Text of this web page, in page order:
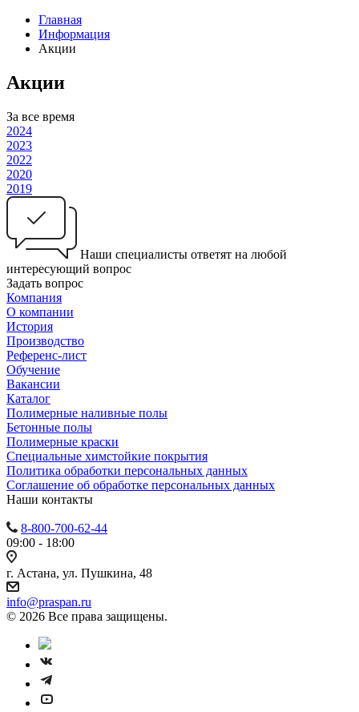
Главная
Информация
Акции
Акции
За все время
2024
2023
2022
2020
2019
Наши специалисты ответят на любой
интересующий вопрос
Задать вопрос
Компания
О компании
История
Производство
Референс-лист
Обучение
Вакансии
Каталог
Полимерные наливные полы
Бетонные полы
Полимерные краски
Специальные химстойкие покрытия
Политика обработки персональных данных
Cоглашение об обработке персональных данных
Наши контакты
8-800-700-62-44
09:00 - 18:00
г. Астана, ул. Пушкина, 48
info@praspan.ru
© 2026 Все права защищены.